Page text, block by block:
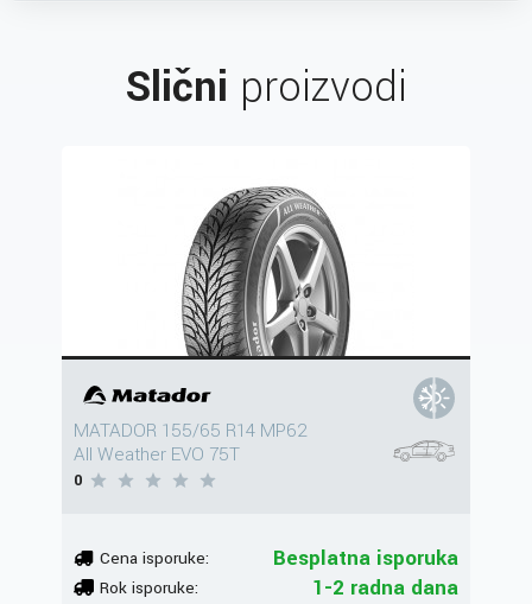
Slični proizvodi
MATADOR 155/65 R14 MP62
All Weather EVO 75T
0
Cena isporuke: Besplatna isporuka
Rok isporuke: 1-2 radna dana